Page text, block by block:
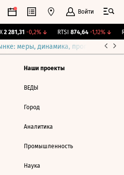
Войти
2 281,31 -0,2%↓ RTSI 874,64 -1,12%↓
меры, динамика, прогнозы
Наши проекты
ВЕДЫ
Город
Аналитика
Промышленность
Наука